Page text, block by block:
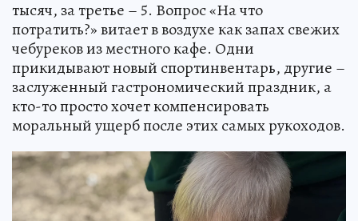
тысяч, за третье – 5. Вопрос «На что
потратить?» витает в воздухе как запах свежих
чебуреков из местного кафе. Одни
прикидывают новый спортинвентарь, другие –
заслуженный гастрономический праздник, а
кто-то просто хочет компенсировать
моральный ущерб после этих самых рукоходов.